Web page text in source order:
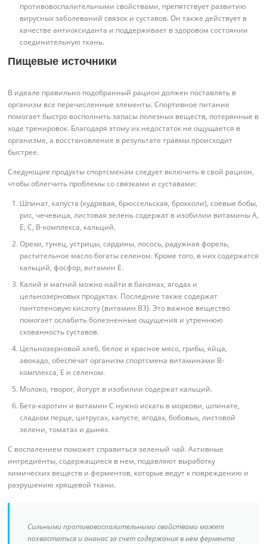
противовоспалительными свойствами, препятствует развитию
вирусных заболеваний связок и суставов. Он также действует в
качестве антиоксиданта и поддерживает в здоровом состоянии
соединительную ткань.
Пищевые источники
В идеале правильно подобранный рацион должен поставлять в
организм все перечисленные элементы. Спортивное питание
помогает быстро восполнить запасы полезных веществ, потерянные в
ходе тренировок. Благодаря этому их недостаток не ощущается в
организме, а восстановление в результате травмы происходит
быстрее.
Следующие продукты спортсменам следует включить в свой рацион,
чтобы облегчить проблемы со связками и суставами:
Шпинат, капуста (кудрявая, брюссельская, брокколи), соевые бобы,
рис, чечевица, листовая зелень содержат в изобилии витамины A,
E, C, B-комплекса, кальций.
Орехи, тунец, устрицы, сардины, лосось, радужная форель,
растительное масло богаты селеном. Кроме того, в них содержатся
кальций, фосфор, витамин E.
Калий и магний можно найти в бананах, ягодах и
цельнозерновых продуктах. Последние также содержат
пантотеновую кислоту (витамин B3). Это важное вещество
помогает ослабить болезненные ощущения и утреннюю
скованность суставов.
Цельнозерновой хлеб, белое и красное мясо, грибы, яйца,
авокадо, обеспечат организм спортсмена витаминами B-
комплекса, E и селеном.
Молоко, творог, йогурт в изобилии содержат кальций.
Бета-каротин и витамин C нужно искать в моркови, шпинате,
сладком перце, цитрусах, капусте, ягодах, бобовых, листовой
зелени, томатах и дынях.
С воспалением поможет справиться зеленый чай. Активные
ингредиенты, содержащиеся в нем, подавляют выработку
химических веществ и ферментов, которые ведут к повреждению и
разрушению хрящевой ткани.
Сильными противовоспалительными свойствами может
похвастаться и ананас за счет содержания в нем фермента